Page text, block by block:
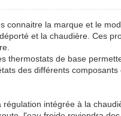
connaitre la marque et le
et la chaudière. Ces
thermostats de base
des différents
intégrée à la